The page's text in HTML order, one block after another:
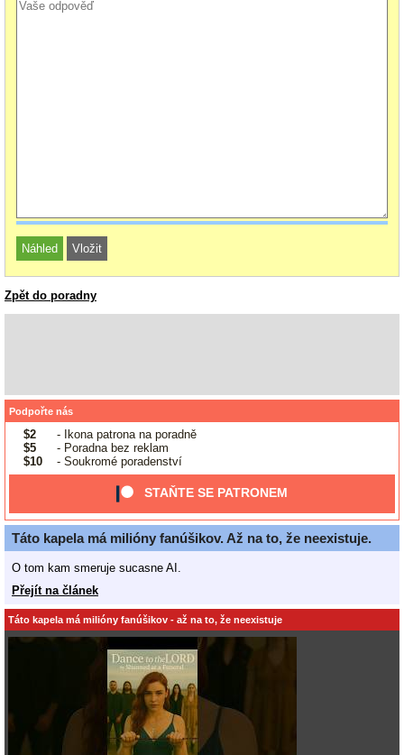
Zpět do poradny
Podpořte nás
$2
- Ikona patrona na poradně
$5
- Poradna bez reklam
$10
- Soukromé poradenství
STAŇTE SE PATRONEM
Táto kapela má milióny fanúšikov. Až na to, že neexistuje.
O tom kam smeruje sucasne AI.
Přejít na článek
Táto kapela má milióny fanúšikov - až na to, že neexistuje